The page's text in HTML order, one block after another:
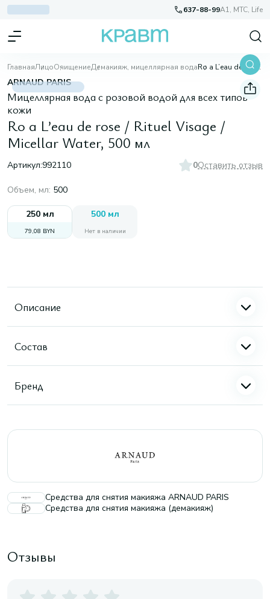
637-88-99A1, МТС, Life
ГлавнаяЛицоОчищениеДемакияж, мицеллярная вода Ro a L’eau de rose / Rituel Visage / Micellar Water, 500 мл
ARNAUD PARIS
Мицеллярная вода с розовой водой для всех типов
кожи
Ro a L’eau de rose / Rituel Visage /
Micellar Water, 500 мл
Артикул:992110 0Оставить отзыв
Объем, мл: 500
250 мл
79,08 BYN
500 мл
Нет в наличии
Описание
Состав
Бренд
Средства для снятия макияжа ARNAUD PARIS
Средства для снятия макияжа (демакияж)
Отзывы